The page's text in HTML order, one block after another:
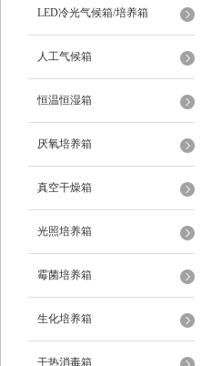
LED冷光气候箱/培养箱
人工气候箱
恒温恒湿箱
厌氧培养箱
真空干燥箱
光照培养箱
霉菌培养箱
生化培养箱
干热消毒箱